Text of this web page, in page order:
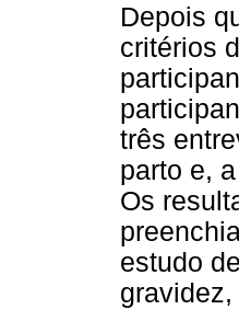
Depois
critérios
três
parto e,
Os
estudo